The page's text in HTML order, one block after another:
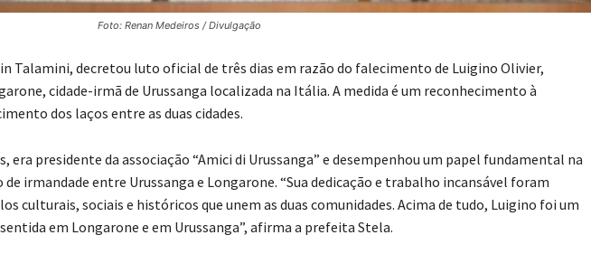
Foto: Renan Medeiros / Divulgação
Talamini, decretou luto oficial de três dias em razão do falecimento de Luigino Olivier,
cidade-irmã de Urussanga localizada na Itália. A medida é um reconhecimento à
dos laços entre as duas cidades.
presidente da associação “Amici di Urussanga” e desempenhou um papel fundamental na
irmandade entre Urussanga e Longarone. “Sua dedicação e trabalho incansável foram
culturais, sociais e históricos que unem as duas comunidades. Acima de tudo, Luigino foi um
em Longarone e em Urussanga”, afirma a prefeita Stela.